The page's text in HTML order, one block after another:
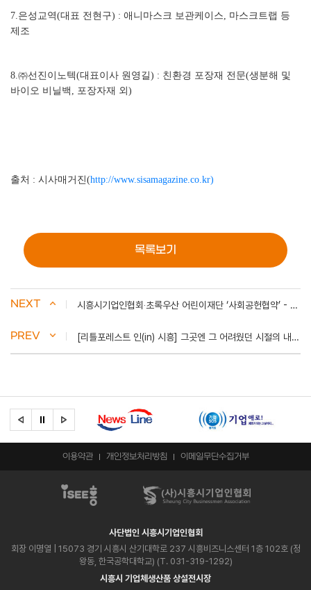
7.은성교역(대표 전현구) : 애니마스크 보관케이스, 마스크트랩 등
제조
8.㈜선진이노텍(대표이사 원영길) : 친환경 포장재 전문(생분해 및
바이오 비닐백, 포장자재 외)
출처 : 시사매거진(http://www.sisamagazine.co.kr)
목록보기
NEXT 시흥시기업인협회‧초록우산 어린이재단 ‘사회공헌협약’ - 시흥저널
PREV [리틀포레스트 인(in) 시흥] 그곳엔 그 어려웠던 시절의 내가 있었다 - 경인일보
이용약관 개인정보처리방침 이메일무단수집거부
사단법인 시흥시기업인협회
회장 이명열 | 15073 경기 시흥시 산기대학로 237 시흥비즈니스센터 1층 102호 (정
왕동, 한국공학대학교) (T. 031-319-1292)
시흥시 기업체생산품 상설전시장